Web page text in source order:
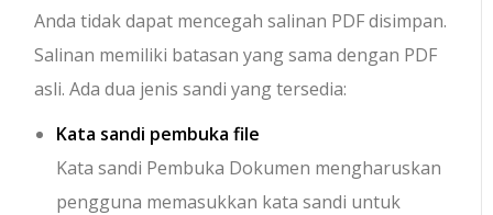
Anda tidak dapat mencegah salinan PDF disimpan.
Salinan memiliki batasan yang sama dengan PDF
asli. Ada dua jenis sandi yang tersedia:
Kata sandi pembuka file
Kata sandi Pembuka Dokumen mengharuskan
pengguna memasukkan kata sandi untuk